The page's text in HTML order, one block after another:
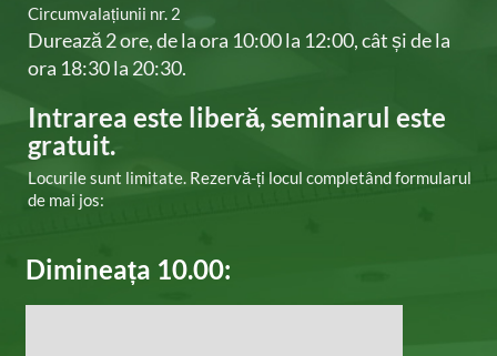
Circumvalațiunii nr. 2​
Durează 2 ore, de la ora 10:00 la 12:00, cât și de la
ora 18:30 la 20:30.
Intrarea este liberă, ​seminarul este
gratuit.
Locurile sunt limitate. Rezervă-ți locul completând formularul
de mai jos:
Dimineața 10.00: